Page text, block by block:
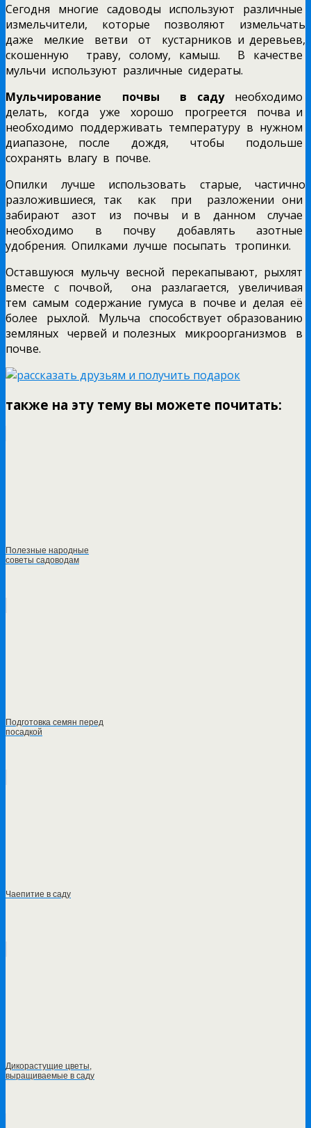
Сегодня многие садоводы используют различные
измельчители, которые позволяют измельчать
даже мелкие ветви от кустарников и деревьев,
скошенную траву, солому, камыш. В качестве
мульчи используют различные сидераты.
Мульчирование почвы в садунеобходимо
делать, когда уже хорошо прогреется почва и
необходимо поддерживать температуру в нужном
диапазоне, после дождя, чтобы подольше
сохранять влагу в почве.
Опилки лучше использовать старые, частично
разложившиеся, так как при разложении они
забирают азот из почвы и в данном случае
необходимо в почву добавлять азотные
удобрения. Опилками лучше посыпать тропинки.
Оставшуюся мульчу весной перекапывают, рыхлят
вместе с почвой, она разлагается, увеличивая
тем самым содержание гумуса в почве и делая её
более рыхлой. Мульча способствует образованию
земляных червей и полезных микроорганизмов в
почве.
также на эту тему вы можете почитать:
Полезные народные
советы садоводам
Подготовка семян перед
посадкой
Чаепитие в саду
Дикорастущие цветы,
выращиваемые в саду